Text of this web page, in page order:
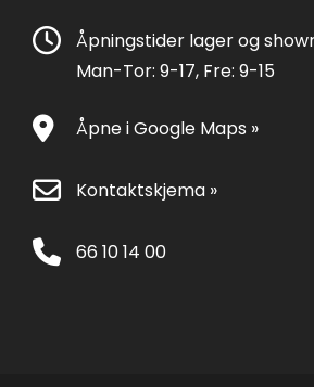
Åpningstider lager og
Man-Tor: 9-17, Fre: 9-15
Åpne i Google Maps »
Kontaktskjema »
66 10 14 00